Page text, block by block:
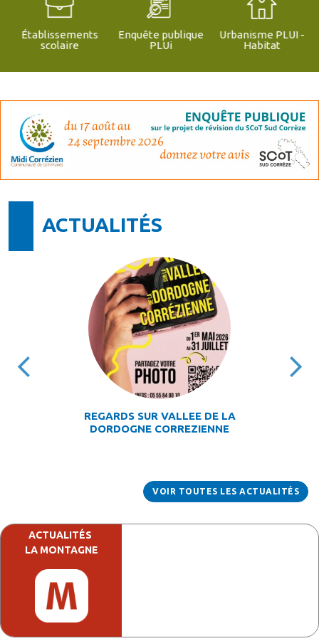
Établissements
scolaire
Enquête publique
PLUi
Urbanisme PLUI -
Habitat
ACTUALITÉS
REGARDS SUR VALLEE DE LA
DORDOGNE CORREZIENNE
VOIR TOUTES LES ACTUALITÉS
ACTUALITÉS
LA MONTAGNE